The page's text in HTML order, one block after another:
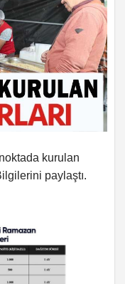
kurulan
paylaştı.